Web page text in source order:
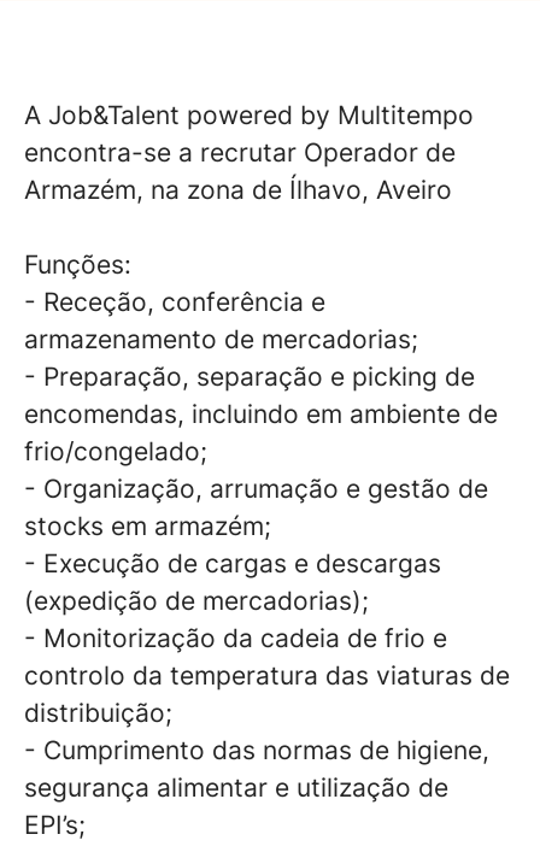
A Job&Talent powered by Multitempo
encontra-se a recrutar Operador de
Armazém, na zona de Ílhavo, Aveiro
Funções:
- Receção, conferência e
armazenamento de mercadorias;
- Preparação, separação e picking de
encomendas, incluindo em ambiente de
frio/congelado;
- Organização, arrumação e gestão de
stocks em armazém;
- Execução de cargas e descargas
(expedição de mercadorias);
- Monitorização da cadeia de frio e
controlo da temperatura das viaturas de
distribuição;
- Cumprimento das normas de higiene,
segurança alimentar e utilização de
EPI’s;